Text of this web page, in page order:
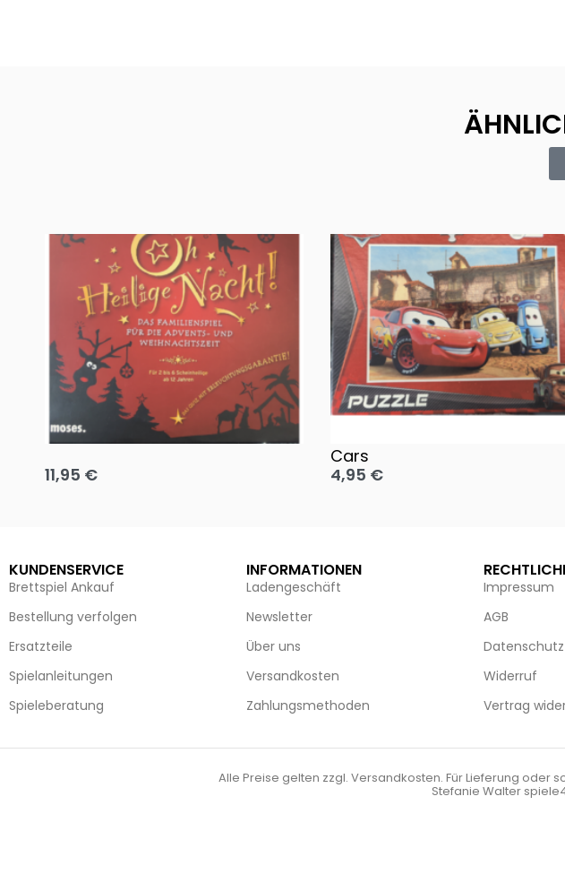
Oh, heilige Nacht!
11,95 €
Cars
4,95 €
KUNDENSERVICE
Brettspiel Ankauf
Bestellung verfolgen
Ersatzteile
Spielanleitungen
Spieleberatung
INFORMATIONEN
Ladengeschäft
Newsletter
Über uns
Versandkosten
Zahlungsmethoden
Impressum
AGB
Datenschutz
Widerruf
Vertrag
Alle Preise gelten zzgl. Versandkosten. Für Lieferung oder
Stefanie Walter